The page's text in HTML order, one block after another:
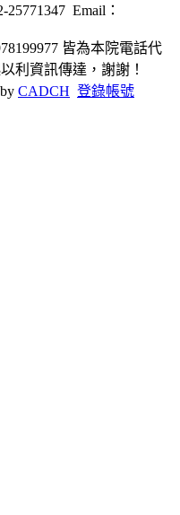
25771347 Email：
皆為本院電話代
利資訊傳達，謝謝！
CADCH 登錄帳號